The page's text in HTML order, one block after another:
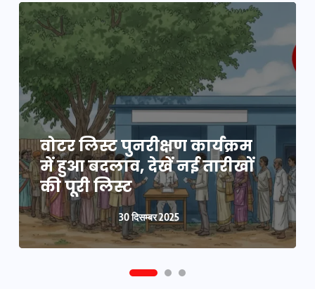
यूपी लेखपाल भर्ती: ओबीसी को
मिली बड़ी राहत, 2158 पदों पर
बंपर वैकेंसी, जनरल कोटे में
भारी कटौती
29 दिसम्बर 2025
वोटर लिस्ट पुनरीक्षण कार्यक्रम
में हुआ बदलाव, देखें नई तारीखों
की पूरी लिस्ट
30 दिसम्बर 2025